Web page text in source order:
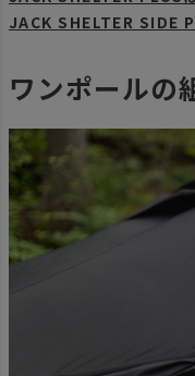
JACK SHELTER SIDE
ワンポールの